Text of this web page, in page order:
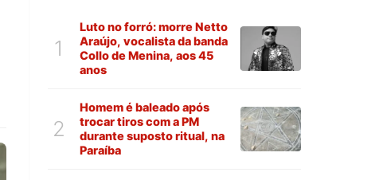
1
Luto no forró: morre Netto
Araújo, vocalista da banda
Collo de Menina, aos 45
anos
2
Homem é baleado após
trocar tiros com a PM
durante suposto ritual, na
Paraíba